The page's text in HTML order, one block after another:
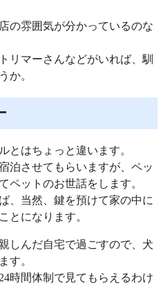
の雰囲気が分かっているのな
リマーさんなどがいれば、馴
か。
とはちょっと違います。
泊させてもらいますが、ペッ
ペットのお世話をします。
、当然、鍵を預けて家の中に
とになります。
しんだ自宅で過ごすので、犬
す。
時間体制で見てもらえるわけ